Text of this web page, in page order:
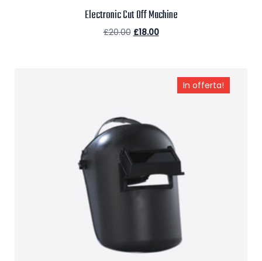
Electronic Cut Off Machine
£20.00 £18.00
In offerta!